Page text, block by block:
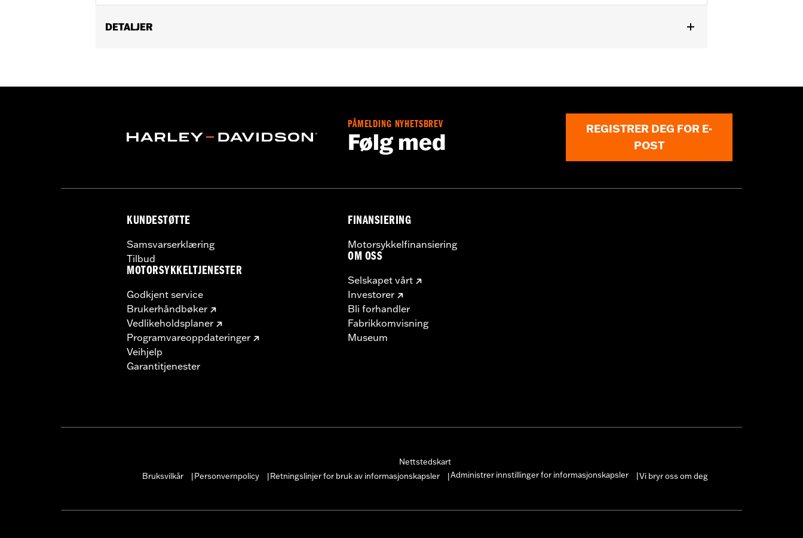
DETALJER
Sold In Units:Each
PÅMELDING NYHETSBREV
Følg med
REGISTRER DEG FOR E-
POST
KUNDESTØTTE
Samsvarserklæring
Tilbud
MOTORSYKKELTJENESTER
Godkjent service
Brukerhåndbøker
Vedlikeholdsplaner
Programvareoppdateringer
Veihjelp
Garantitjenester
FINANSIERING
Motorsykkelfinansiering
OM OSS
Selskapet vårt
Investorer
Bli forhandler
Fabrikkomvisning
Museum
Nettstedskart
Bruksvilkår
Personvernpolicy Retningslinjer for bruk av informasjonskapsler Administrer innstillinger for informasjonskapsler Vi bryr oss om deg